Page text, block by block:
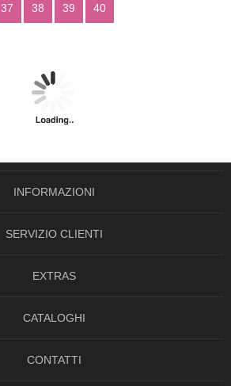
37 38 39 40
INFORMAZIONI
SERVIZIO CLIENTI
EXTRAS
CATALOGHI
CONTATTI